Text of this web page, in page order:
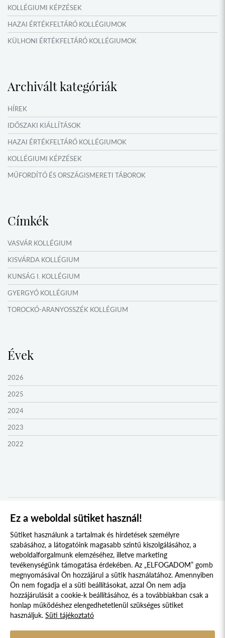
KOLLÉGIUMI KÉPZÉSEK
HAZAI ÉRTÉKFELTÁRÓ KOLLÉGIUMOK
KÜLHONI ÉRTÉKFELTÁRÓ KOLLÉGIUMOK
IDŐSZAKI KIÁLLÍTÁSOK
NYÁRI TÁBOROK
OKTATÁS, KULTÚRA
Archivált kategóriák
HÍREK
IDŐSZAKI KIÁLLÍTÁSOK
HAZAI ÉRTÉKFELTÁRÓ KOLLÉGIUMOK
KOLLÉGIUMI KÉPZÉSEK
MŰFORDÍTÓ ÉS ORSZÁGISMERETI TÁBOROK
Címkék
VASVÁR KOLLÉGIUM
KISVÁRDA KOLLÉGIUM
KUNSÁG I. KOLLÉGIUM
GYERGYÓ KOLLÉGIUM
TOROCKÓ-ARANYOSSZÉK KOLLÉGIUM
GARAM MENTI KOLLÉGIUM
ŐRVIDÉK KOLLÉGIUM
MOLDVAI CSÁNGÓ KOLLÉGIUM
HEGYKÖZ KOLLÉGIUM
ZENTA KOLLÉGIUM
NYUGAT-BÁCSKA KOLLÉGIUM
DRÁVASZÖG ÉS SZLAVÓNIA KOLLÉGIUM
TESSEDIK SÁMUEL KOLLÉGIUM
AFRIKA KOLLÉGIUM
KELETI NYITÁS KOLLÉGIUM
IBERO-AMERICA KOLLÉGIUM
Évek
2026
2025
2024
2023
2022
2016
2015
2014
2013
2012
1 2
Süti szabályzat Adatvédelmi nyilatkozat
Jogi nyilatkozat
© 2017 - 2026 NÉPFŐISKOLA ALAPÍTVÁNY, LAKITELEK. MINDEN JOG
Ez a weboldal sütiket használ!
Sütiket használunk a tartalmak és hirdetések személyre
szabásához, a látogatóink magasabb szintű kiszolgálásához, a
weboldalforgalmunk elemzéséhez, illetve marketing
tevékenységünk támogatása érdekében. Az „ELFOGADOM” gomb
megnyomásával Ön hozzájárul a sütik használatához. Amennyiben
Ön nem fogadja el a süti beállításokat, azzal Ön nem adja
hozzájárulását a cookie-k beállításához, és a továbbiakban csak a
honlap működéshez elengedhetetlenül szükséges sütiket
használjuk. Süti tájékoztató